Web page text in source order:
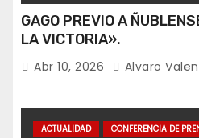
GAGO PREVIO A
LA VICTORIA».
Abr 10, 2026 Alvaro
ACTUALIDAD CONFERENCIA DE